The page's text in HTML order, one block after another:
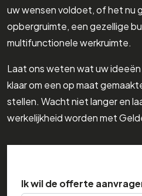
uw wensen voldoet, of het nu
opbergruimte, een gezellige
multifunctionele werkruimte.
Laat ons weten wat uw
klaar om een op maat
stellen. Wacht niet langer en
werkelijkheid worden met
Ik wil de offerte